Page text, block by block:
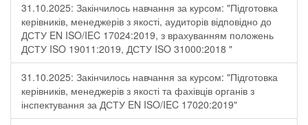
31.10.2025: Закінчилось навчання за курсом: "Підготовка
керівників, менеджерів з якості, аудиторів відповідно до
ДСТУ EN ISO/IEC 17024:2019, з врахуванням положень
ДСТУ ISO 19011:2019, ДСТУ ISO 31000:2018 "
31.10.2025: Закінчилось навчання за курсом: "Підготовка
керівників, менеджерів з якості та фахівців органів з
інспектування за ДСТУ EN ISO/IEC 17020:2019"